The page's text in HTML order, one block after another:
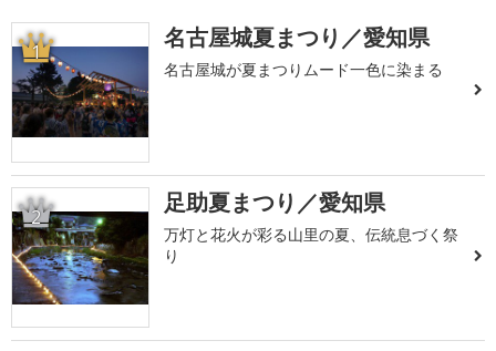
1 名古屋城夏まつり／愛知県
名古屋城が夏まつりムード一色に染まる
2 足助夏まつり／愛知県
万灯と花火が彩る山里の夏、伝統息づく祭
り